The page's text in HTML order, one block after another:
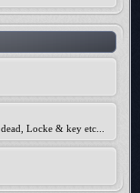
Locke & key etc...